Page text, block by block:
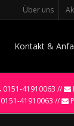
Über uns
Kontakt &
0151-41910063 //
0151-41910063 //